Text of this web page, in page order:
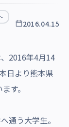
2016.04.15
2016年4月14
日より熊本県
す。
通う大学生。